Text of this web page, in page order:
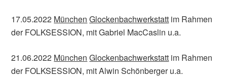
17.05.2022 München Glockenbachwerkstatt im Rahmen
der FOLKSESSION, mit Gabriel MacCaslin u.a.
21.06.2022 München Glockenbachwerkstatt im Rahmen
der FOLKSESSION, mit Alwin Schönberger u.a.